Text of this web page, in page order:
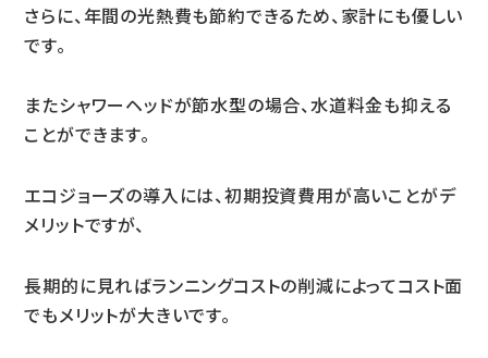
さらに、年間の光熱費も節約できるため、家計にも優しい
です。
またシャワーヘッドが節水型の場合、水道料金も抑える
ことができます。
エコジョーズの導入には、初期投資費用が高いことがデ
メリットですが、
長期的に見ればランニングコストの削減によってコスト面
でもメリットが大きいです。